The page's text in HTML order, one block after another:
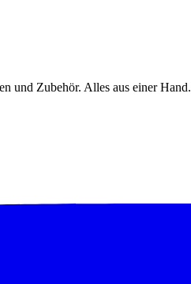
und Zubehör. Alles aus einer Hand.